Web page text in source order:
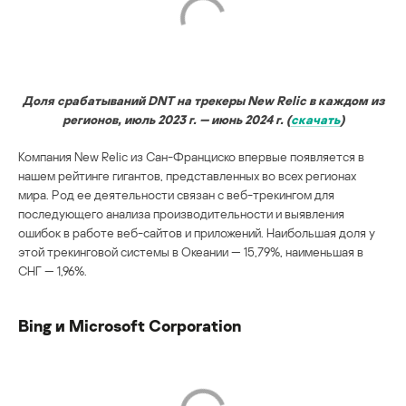
Доля срабатываний DNT на трекеры New Relic в каждом из
регионов, июль 2023 г. — июнь 2024 г. (скачать)
Компания New Relic из Сан-Франциско впервые появляется в
нашем рейтинге гигантов, представленных во всех регионах
мира. Род ее деятельности связан с веб-трекингом для
последующего анализа производительности и выявления
ошибок в работе веб-сайтов и приложений. Наибольшая доля у
этой трекинговой системы в Океании — 15,79%, наименьшая в
СНГ — 1,96%.
Bing и Microsoft Corporation